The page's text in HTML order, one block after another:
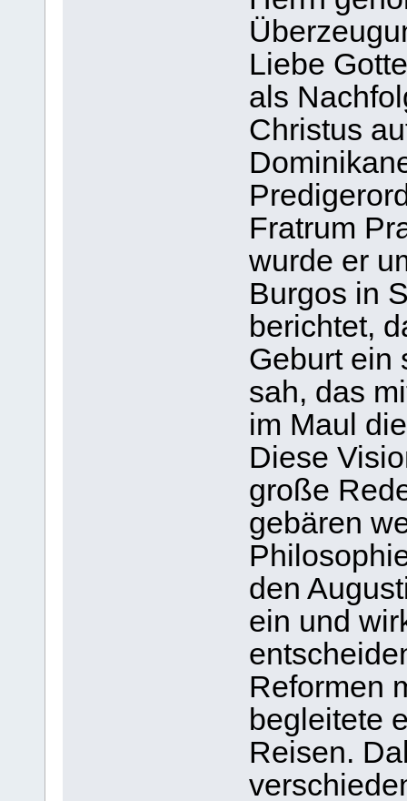
Liebe
als
Christus
Fratrum
wurde er
Burgos in
berichtet,
Geburt ein
sah, das
im Maul
Diese
große
gebären
den
ein und
Reformen
begleitete
Reisen.